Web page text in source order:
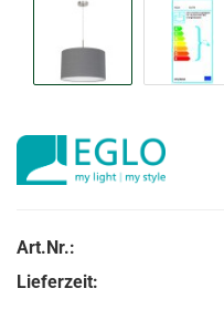
Art.Nr.:
Lieferzeit: